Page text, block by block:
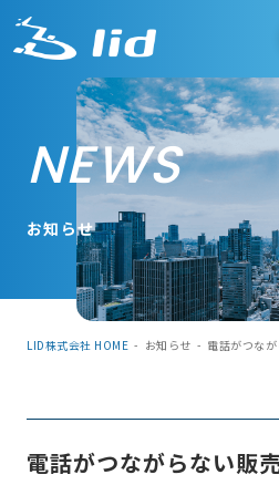
NEWS
お知らせ
LID株式会社 HOME - お知らせ - 電話がつな
電話がつながらない販